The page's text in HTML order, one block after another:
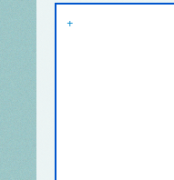
+